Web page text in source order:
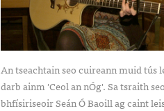
An tseachtain seo cuireann muid tús
darb ainm 'Ceol an nÓg'. Sa tsraith
bhfísiriseoir Seán Ó Baoill ag caint